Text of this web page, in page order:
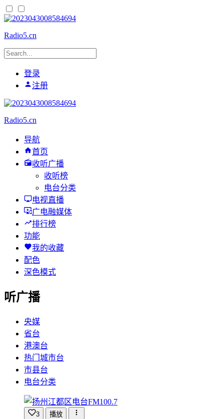
Radio5.cn
登录
注册
Radio5.cn
导航
首页
收听广播
收听榜
电台分类
电视直播
广电融媒体
排行榜
功能
我的收藏
配色
深色模式
听广播
央媒
省台
港澳台
热门城市台
市县台
电台分类
3 播放